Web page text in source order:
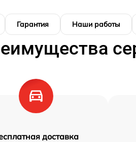
Гарантия Наши работы
доставка